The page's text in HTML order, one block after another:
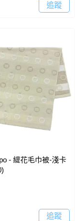
追蹤
- 緹花毛巾被-淺卡
追蹤